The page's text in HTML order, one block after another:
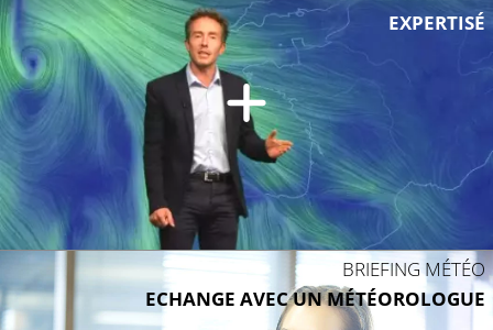
EXPERTISÉ
BRIEFING MÉTÉO
ECHANGE AVEC UN MÉTÉOROLOGUE